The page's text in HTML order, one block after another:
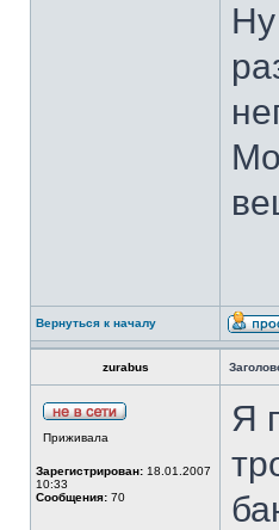
Вернуться к началу
zurabus
Приживала
Зарегистрирован: 18.01.2007
10:33
Сообщения: 70
Я